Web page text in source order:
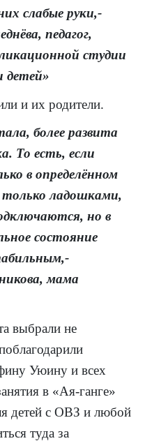
слабые руки,-
педагог,
студии
детей»
и их родители.
более развита
То есть, если
в определённом
ладошками,
но в
состояние
мама
выбрали не
Уюину и всех
в «Ая-ганге»
детей с ОВЗ и любой
туда за